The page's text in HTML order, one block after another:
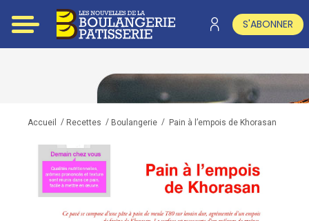
S'ABONNER
Accueil / Recettes / Boulangerie / Pain à l’empois de Khorasan